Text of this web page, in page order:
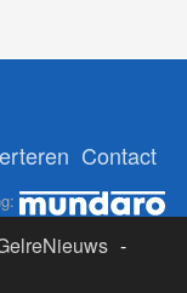
Contact
-